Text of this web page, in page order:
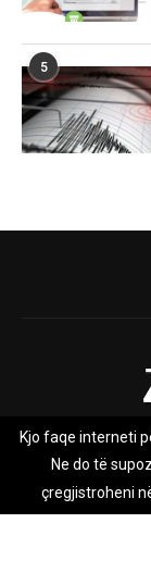
5
Rreth nesh
Zhurnal.mk është
Kjo faqe interneti
Ne do të
çregjistroheni